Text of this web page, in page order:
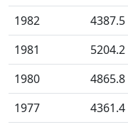
1982
4387.5
1981
5204.2
1980
4865.8
1977
4361.4